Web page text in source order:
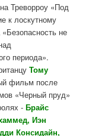
Треворроу «Под
к лоскутному
не
периода».
Тому
фильм после
«Черный пруд»
-Брайс
Иэн
Консидайн,